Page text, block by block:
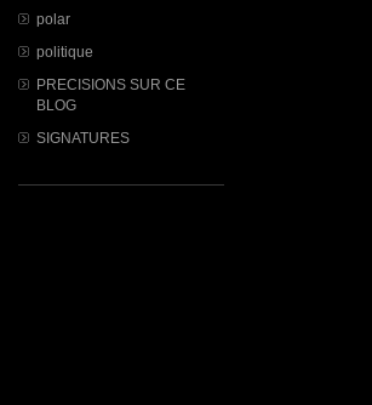
polar
politique
PRECISIONS SUR CE
BLOG
SIGNATURES